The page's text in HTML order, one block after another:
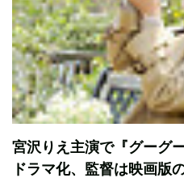
宮沢りえ主演で『グーグ
ドラマ化、監督は映画版